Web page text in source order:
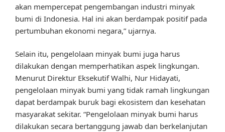
akan mempercepat pengembangan industri minyak
bumi di Indonesia. Hal ini akan berdampak positif pada
pertumbuhan ekonomi negara,” ujarnya.
Selain itu, pengelolaan minyak bumi juga harus
dilakukan dengan memperhatikan aspek lingkungan.
Menurut Direktur Eksekutif Walhi, Nur Hidayati,
pengelolaan minyak bumi yang tidak ramah lingkungan
dapat berdampak buruk bagi ekosistem dan kesehatan
masyarakat sekitar. “Pengelolaan minyak bumi harus
dilakukan secara bertanggung jawab dan berkelanjutan